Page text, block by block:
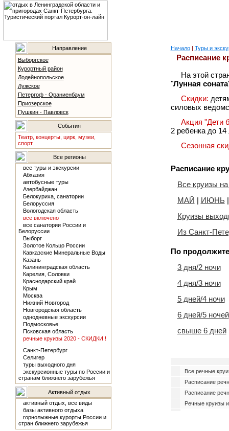
Направление
Выборгское
Курортный район
Лодейнопольское
Лужское
Петергоф - Ораниенбаум
Приозерское
Пушкин - Павловск
События
Театр, концерты, цирк, музеи,
спорт
Все регионы
все туры и экскурсии
Абхазия
автобусные туры
Азербайджан
Белокуриха, санатории
Белоруссия
Вологодская область
все включено
все санатории России и
Белоруссии
Выборг
Золотое Кольцо России
Кавказские Минеральные Воды
Казань
Калининградская область
Карелия, Соловки
Краснодарский край
Крым
Москва
Нижний Новгород
Новгородская область
однодневные экскурсии
Подмосковье
Псковская область
речные круизы 2020 - СКИДКИ !
Санкт-Петербург
Селигер
туры выходного дня
экскурсионные туры по России и
странам ближнего зарубежья
Активный отдых
активный отдых, все виды
базы активного отдыха
горнолыжные курорты России и
стран ближнего зарубежья
Начало| Туры и
Расписание
На этой
"Лунная соната
Скидки:
силовых
Акция "Дети
2 ребенка до
Сезонная
Расписание
Все круизы
МАЙ | ИЮНЬ
Круизы
Из Санкт-
По
3 дня/2 ночи
4 дня/3 ночи
5 дней/4 ночи
6 дней/5 ночей
свыше 6 дней
Все речные
Расписание
Расписание
Речные круизы